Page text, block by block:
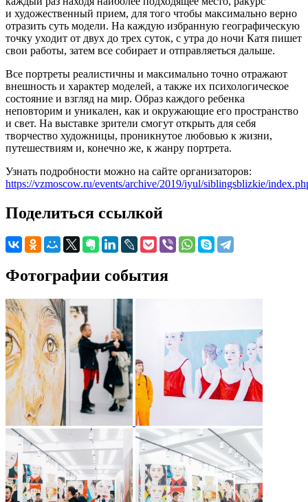
и художественный прием, для того чтобы максимально верно
отразить суть модели. На каждую избранную географическую
точку уходит от двух до трех суток, с утра до ночи Катя пишет
свои работы, затем все собирает и отправляеться дальше.
Все портреты реалистичны и максимально точно отражают
внешность и характер моделей, а также их психологическое
состояние и взгляд на мир. Образ каждого ребенка
неповторим и уникален, как и окружающие его пространство
и свет. На выставке зрители смогут открыть для себя
творчество художницы, проникнутое любовью к жизни,
путешествиям и, конечно же, к жанру портрета.
Узнать подробности можно на сайте организаторов:
https://vzmoscow.ru/events/archive/2019/iyul/siblingsblizkie/
Поделиться ссылкой
Фотографии события